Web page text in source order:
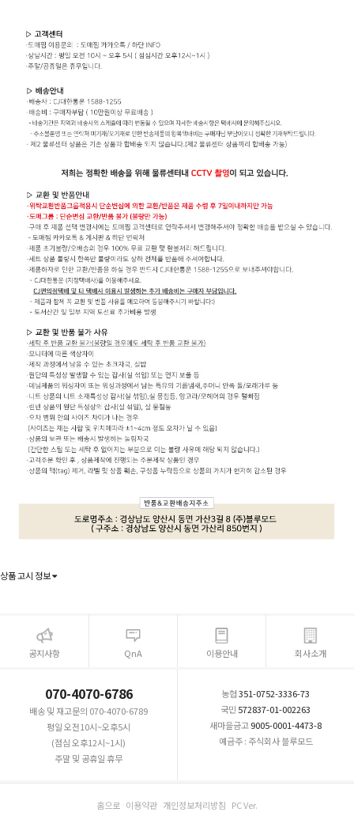
상품 고시 정보
공지사항 QnA 이용안내 회사소개
070-4070-6786
배송 및 재고문의 070-4070-6789
평일 오전10시~오후5시
(점심 오후12시~1시)
주말 및 공휴일 휴무
농협351-0752-3336-73
국민 572837-01-002263
새마을금고9005-0001-4473-8
예금주 : 주식회사 블루모드
홈으로 이용약관 개인정보처리방침 PC Ver.